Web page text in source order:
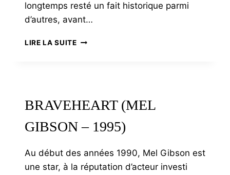
longtemps resté un fait historique parmi
d’autres, avant…
LIRE LA SUITE1351.
BRAVEHEART (MEL
GIBSON – 1995)
Au début des années 1990, Mel Gibson est
une star, à la réputation d’acteur investi